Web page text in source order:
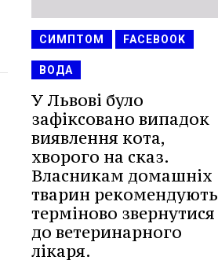
СИМПТОМ FACEBOOK
ВОДА
У Львові було
зафіксовано випадок
виявлення кота,
хворого на сказ.
Власникам домашніх
тварин рекомендують
терміново звернутися
до ветеринарного
лікаря.